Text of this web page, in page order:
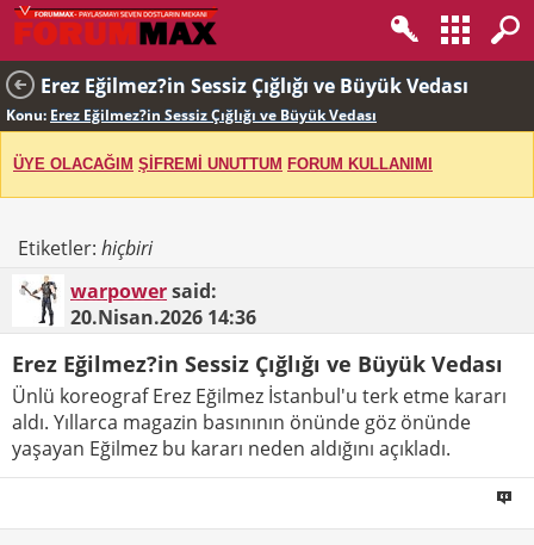
Erez Eğilmez?in Sessiz Çığlığı ve Büyük Vedası
Konu: Erez Eğilmez?in Sessiz Çığlığı ve Büyük Vedası
ÜYE OLACAĞIM ŞİFREMİ UNUTTUM FORUM KULLANIMI
Etiketler: hiçbiri
warpowersaid:
20.Nisan.2026 14:36
Erez Eğilmez?in Sessiz Çığlığı ve Büyük Vedası
Ünlü koreograf Erez Eğilmez İstanbul'u terk etme kararı
aldı. Yıllarca magazin basınının önünde göz önünde
yaşayan Eğilmez bu kararı neden aldığını açıkladı.